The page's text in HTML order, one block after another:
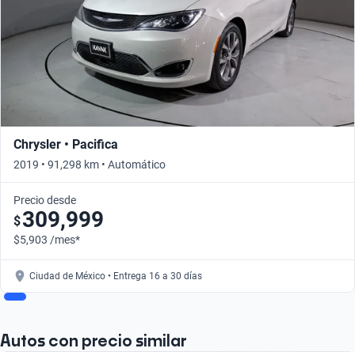
Chrysler • Pacifica
2019 • 91,298 km • Automático
Precio desde
$309,999
$5,903 /mes*
Ciudad de México • Entrega 16 a 30 días
Autos con precio similar